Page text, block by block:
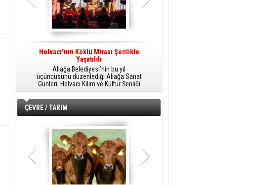
Helvacı’nın Köklü Mirası Şenlikle
Yaşatıldı
Aliağa Belediyesi’nin bu yıl
üçüncüsünü düzenlediği Aliağa Sanat
Günleri, Helvacı Kilim ve Kültür Şenliği
ile Helvacı’da renkli bir güne sahne
oldu.
birbirinden renkli etkinliklerle devam
ÇEVRE / TARIM